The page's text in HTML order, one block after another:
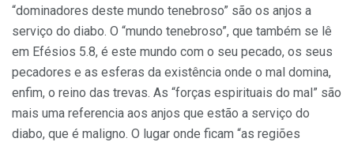
“dominadores deste mundo tenebroso” são os anjos a
serviço do diabo. O “mundo tenebroso”, que também se lê
em Efésios 5.8, é este mundo com o seu pecado, os seus
pecadores e as esferas da existência onde o mal domina,
enfim, o reino das trevas. As “forças espirituais do mal” são
mais uma referencia aos anjos que estão a serviço do
diabo, que é maligno. O lugar onde ficam “as regiões